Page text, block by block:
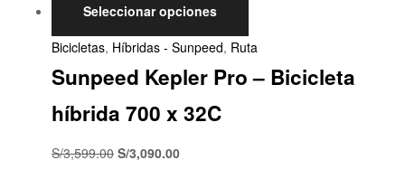
Seleccionar opciones
Bicicletas, Híbridas - Sunpeed, Ruta
Sunpeed Kepler Pro – Bicicleta
híbrida 700 x 32C
S/3,599.00 S/3,090.00